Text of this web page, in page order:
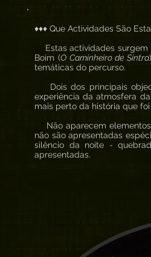
♦♦♦ Que Actividades São
Estas actividades surgem
Boim (O Caminheiro de Sintra
temáticas do percurso.
Dois dos principais
experiência da atmosfera
mais perto da história que
Não aparecem elementos
não são apresentadas
silêncio da noite -
apresentadas.